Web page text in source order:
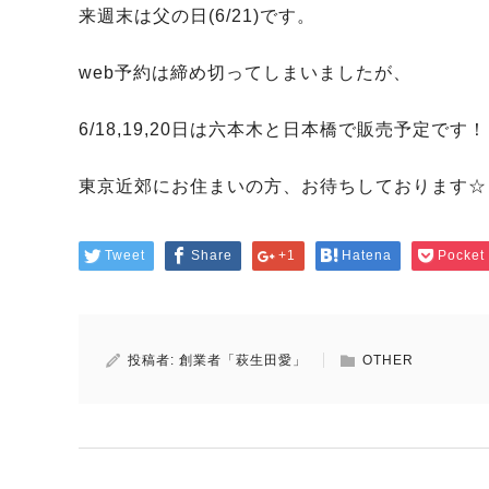
来週末は父の日(6/21)です。
web予約は締め切ってしまいましたが、
6/18,19,20日は六本木と日本橋で販売予定です！
東京近郊にお住まいの方、お待ちしております☆
Tweet Share +1 Hatena Pocket
投稿者: 創業者「萩生田愛」 OTHER